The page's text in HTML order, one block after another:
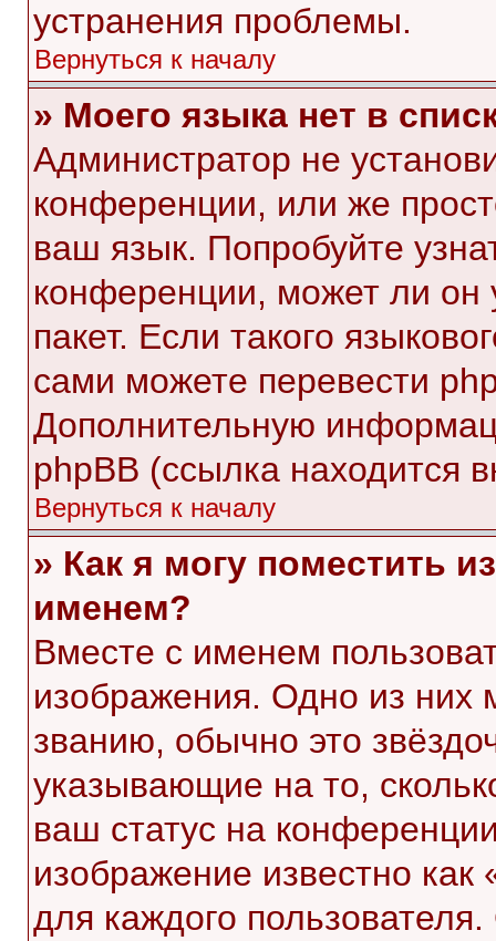
устранения проблемы.
Вернуться к началу
» Моего языка нет в
Администратор не
конференции, или же
ваш язык. Попробуйте
конференции, может ли он
пакет. Если такого
сами можете перевести
Дополнительную
phpBB (ссылка находится
Вернуться к началу
» Как я могу поместить
именем?
Вместе с именем
изображения. Одно из них
званию, обычно это
указывающие на то,
ваш статус на
изображение известно
для каждого